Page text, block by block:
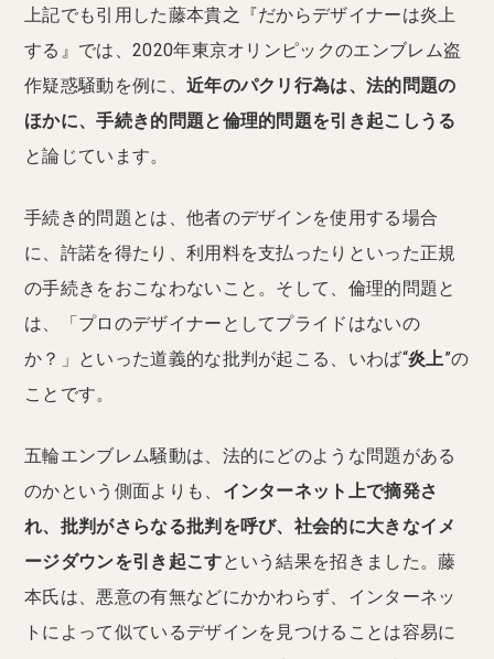
上記でも引用した藤本貴之『だからデザイナーは炎上
する』では、2020年東京オリンピックのエンブレム盗
作疑惑騒動を例に、 近年のパクリ行為は、法的問題の
ほかに、手続き的問題と倫理的問題を引き起こしうる
と論じています。
手続き的問題とは、他者のデザインを使用する場合
に、許諾を得たり、利用料を支払ったりといった正規
の手続きをおこなわないこと。そして、倫理的問題と
は、「プロのデザイナーとしてプライドはないの
か？」といった道義的な批判が起こる、いわば“炎上”の
ことです。
五輪エンブレム騒動は、法的にどのような問題がある
のかという側面よりも、 インターネット上で摘発さ
れ、批判がさらなる批判を呼び、社会的に大きなイメ
ージダウンを引き起こすという結果を招きました。藤
本氏は、悪意の有無などにかかわらず、インターネッ
トによって似ているデザインを見つけることは容易に